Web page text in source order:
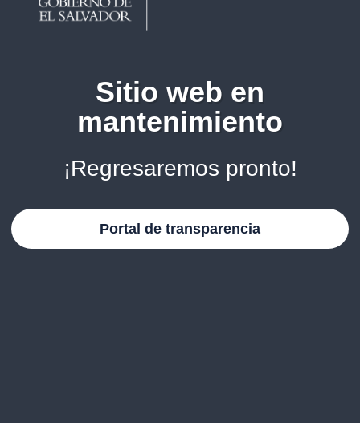
Sitio web en
mantenimiento
¡Regresaremos pronto!
Portal de transparencia